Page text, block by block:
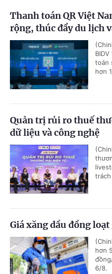
Thanh toán QR Việt
rộng, thúc đẩy du lịch
toán
hơn
Quản trị rủi ro thuế
dữ liệu và công nghệ
Giá xăng dầu đồng
hơn
6/8.